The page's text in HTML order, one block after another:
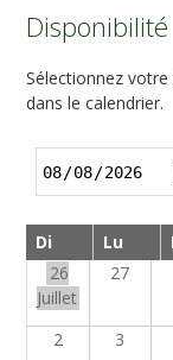
Disponibilité
Sélectionnez
dans le calendrier.
Di Lu
26
Juillet
27
2
3